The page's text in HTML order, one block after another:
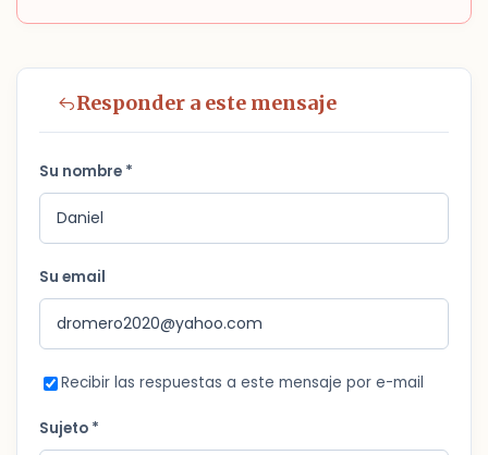
Responder a este mensaje
Su nombre *
Su email
Recibir las respuestas a este mensaje por e-mail
Sujeto *